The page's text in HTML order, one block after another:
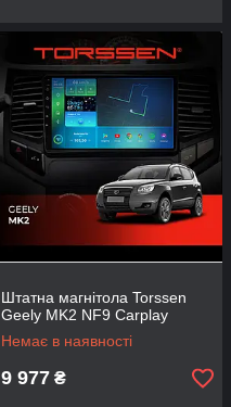
Штатна магнітола Torssen
Geely MK2 NF9 Carplay
Немає в наявності
9 977 ₴